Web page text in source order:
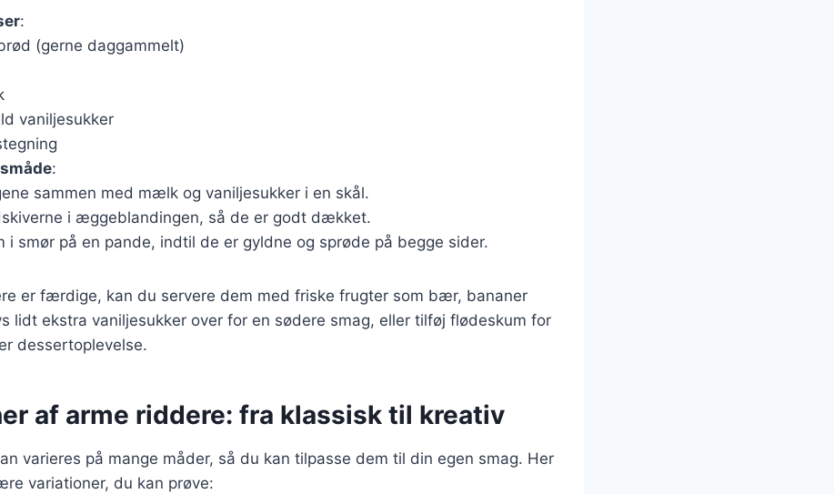
:
(gerne daggammelt)
vaniljesukker
:
sammen med mælk og vaniljesukker i en skål.
i æggeblandingen, så de er godt dækket.
i smør på en pande, indtil de er gyldne og sprøde på begge sider.
er færdige, kan du servere dem med friske frugter som bær, bananer
lidt ekstra vaniljesukker over for en sødere smag, eller tilføj flødeskum for
dessertoplevelse.
af arme riddere: fra klassisk til kreativ
varieres på mange måder, så du kan tilpasse dem til din egen smag. Her
variationer, du kan prøve: